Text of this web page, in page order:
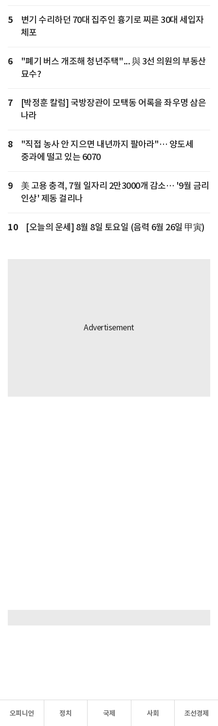
5
변기 수리하던 70대 집주인 흉기로 찌른 30대 세입자
체포
6
"폐기 버스 개조해 청년주택"... 與 3선 의원의 부동산
묘수?
7
[박정훈 칼럼] 국방장관이 모택동 어록을 좌우명 삼은
나라
8
"직접 농사 안 지으면 내년까지 팔아라"… 양도세
중과에 떨고 있는 6070
9
美 고용 충격, 7월 일자리 2만3000개 감소… '9월 금리
인상' 제동 걸리나
10 [오늘의 운세] 8월 8일 토요일 (음력 6월 26일 甲寅)
오피니언 정치 국제 사회 조선경제